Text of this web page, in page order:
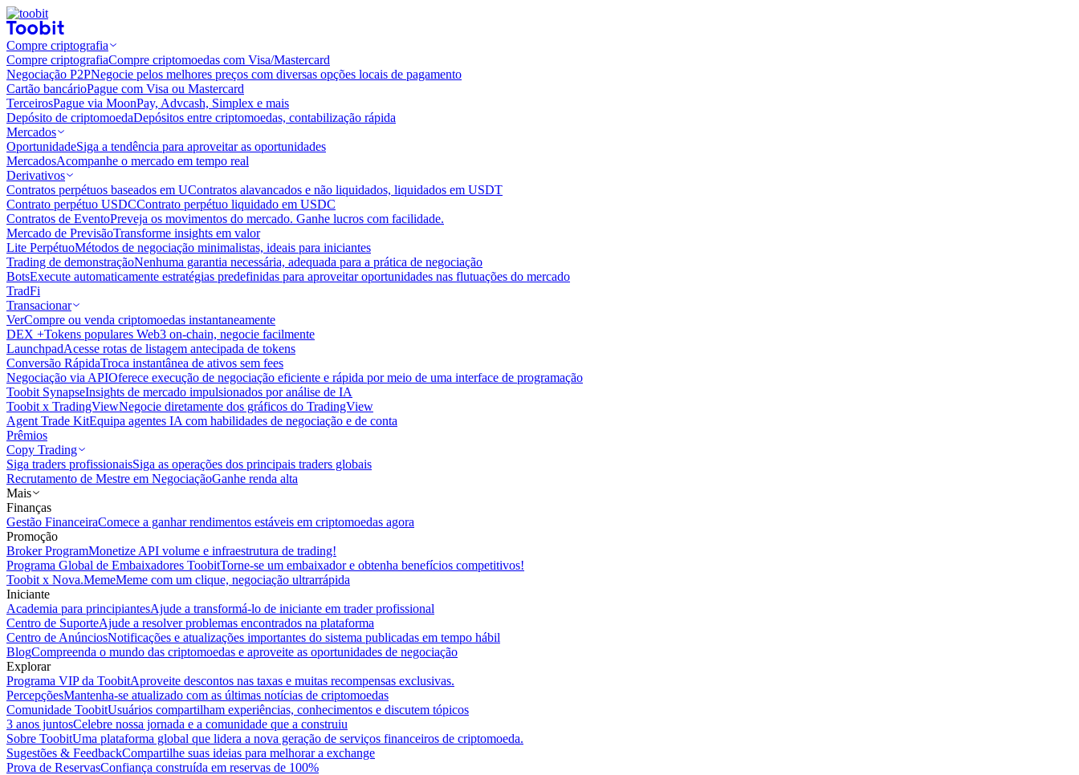
Compre criptografia
Compre criptografiaCompre criptomoedas com Visa/Mastercard
Negociação P2PNegocie pelos melhores preços com diversas opções locais de pagamento
Cartão bancárioPague com Visa ou Mastercard
TerceirosPague via MoonPay, Advcash, Simplex e mais
Depósito de criptomoedaDepósitos entre criptomoedas, contabilização rápida
Mercados
OportunidadeSiga a tendência para aproveitar as oportunidades
MercadosAcompanhe o mercado em tempo real
Derivativos
Contratos perpétuos baseados em UContratos alavancados e não liquidados, liquidados em USDT
Contrato perpétuo USDCContrato perpétuo liquidado em USDC
Contratos de EventoPreveja os movimentos do mercado. Ganhe lucros com facilidade.
Mercado de PrevisãoTransforme insights em valor
Lite PerpétuoMétodos de negociação minimalistas, ideais para iniciantes
Trading de demonstraçãoNenhuma garantia necessária, adequada para a prática de negociação
BotsExecute automaticamente estratégias predefinidas para aproveitar oportunidades nas flutuações do mercado
TradFi
Transacionar
VerCompre ou venda criptomoedas instantaneamente
DEX +Tokens populares Web3 on-chain, negocie facilmente
LaunchpadAcesse rotas de listagem antecipada de tokens
Conversão RápidaTroca instantânea de ativos sem fees
Negociação via APIOferece execução de negociação eficiente e rápida por meio de uma interface de programação
Toobit SynapseInsights de mercado impulsionados por análise de IA
Toobit x TradingViewNegocie diretamente dos gráficos do TradingView
Agent Trade KitEquipa agentes IA com habilidades de negociação e de conta
Prêmios
Copy Trading
Siga traders profissionaisSiga as operações dos principais traders globais
Recrutamento de Mestre em NegociaçãoGanhe renda alta
Mais
Finanças
Gestão FinanceiraComece a ganhar rendimentos estáveis em criptomoedas agora
Promoção
Broker ProgramMonetize API volume e infraestrutura de trading!
Programa Global de Embaixadores ToobitTorne-se um embaixador e obtenha benefícios competitivos!
Toobit x Nova.MemeMeme com um clique, negociação ultrarrápida
Iniciante
Academia para principiantesAjude a transformá-lo de iniciante em trader profissional
Centro de SuporteAjude a resolver problemas encontrados na plataforma
Centro de AnúnciosNotificações e atualizações importantes do sistema publicadas em tempo hábil
BlogCompreenda o mundo das criptomoedas e aproveite as oportunidades de negociação
Explorar
Programa VIP da ToobitAproveite descontos nas taxas e muitas recompensas exclusivas.
PercepçõesMantenha-se atualizado com as últimas notícias de criptomoedas
Comunidade ToobitUsuários compartilham experiências, conhecimentos e discutem tópicos
3 anos juntosCelebre nossa jornada e a comunidade que a construiu
Sobre ToobitUma plataforma global que lidera a nova geração de serviços financeiros de criptomoeda.
Sugestões & FeedbackCompartilhe suas ideias para melhorar a exchange
Prova de ReservasConfiança construída em reservas de 100%